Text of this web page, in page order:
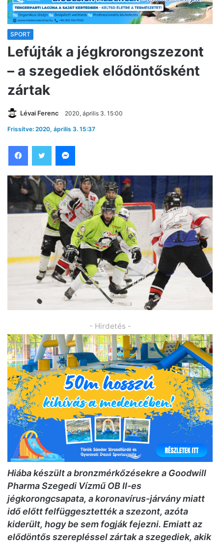
SPORT
Lefújták a jégkrorongszezont
– a szegediek elődöntősként
zártak
Lévai Ferenc 2020, április 3. 15:00
Frissítve: 2020, április 3. 15:37
- Hirdetés -
Hiába készült a bronzmérkőzésekre a Goodwill
Pharma Szegedi Vízmű OB II-es
jégkorongcsapata, a koronavírus-járvány miatt
idő előtt felfüggesztették a szezont, azóta
kiderült, hogy be sem fogják fejezni. Emiatt az
elődöntős szerepléssel zártak a szegediek, akik